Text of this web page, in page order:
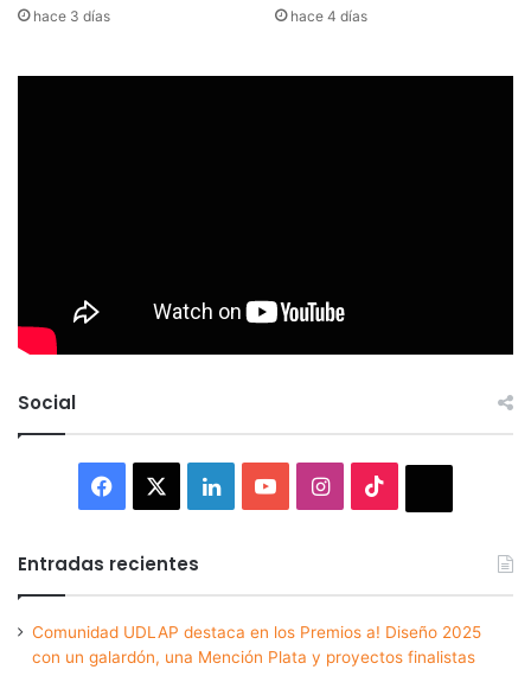
hace 3 días hace 4 días
Social
Facebook LinkedInYouTubeInstagram
Entradas recientes
Comunidad UDLAP destaca en los Premios a! Diseño 2025
con un galardón, una Mención Plata y proyectos finalistas